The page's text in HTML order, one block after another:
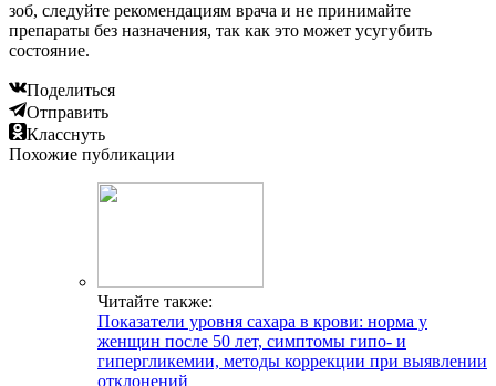
зоб, следуйте рекомендациям врача и не принимайте
препараты без назначения, так как это может усугубить
состояние.
Поделиться
Отправить
Класснуть
Похожие публикации
Читайте также:
Показатели уровня сахара в крови: норма у
женщин после 50 лет, симптомы гипо- и
гипергликемии, методы коррекции при выявлении
отклонений